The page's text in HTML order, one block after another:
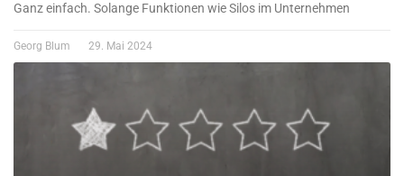
Ganz einfach. Solange Funktionen wie Silos im Unternehmen
Georg Blum 29. Mai 2024